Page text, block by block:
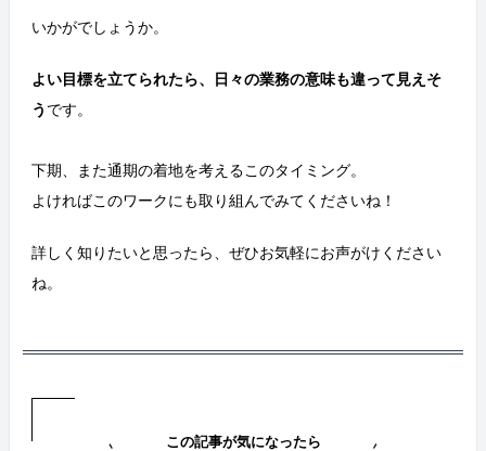
いかがでしょうか。
よい目標を立てられたら、日々の業務の意味も違って見えそ
う です。
下期、また通期の着地を考えるこのタイミング。
よければこのワークにも取り組んでみてくださいね！
詳しく知りたいと思ったら、ぜひお気軽にお声がけください
ね。
この記事が気になったら